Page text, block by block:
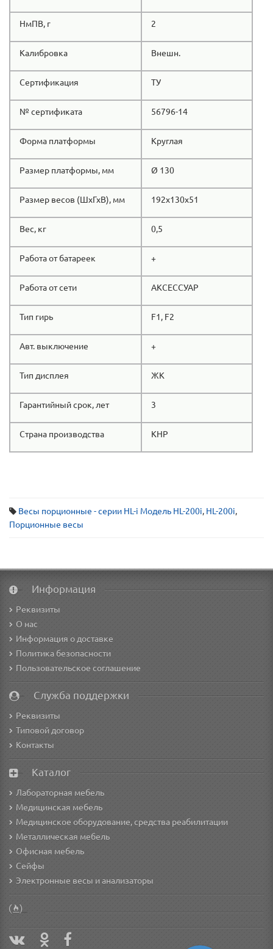
НмПВ, г 2
Калибровка Внешн.
Сертификация ТУ
№ сертификата 56796-14
Форма платформы Круглая
Размер платформы, мм Ø 130
Размер весов (ШхГхВ), мм 192х130х51
Вес, кг 0,5
Работа от батареек +
Работа от сети АКСЕССУАР
Тип гирь F1, F2
Авт. выключение +
Тип дисплея ЖК
Гарантийный срок, лет 3
Страна производства КНР
Весы порционные - серии HL-i Модель HL-200i, HL-200i,
Порционные весы
Информация
Реквизиты
О нас
Информация о доставке
Политика безопасности
Пользовательское соглашение
Служба поддержки
Реквизиты
Типовой договор
Контакты
Каталог
Лабораторная мебель
Медицинская мебель
Медицинское оборудование, средства реабилитации
Металлическая мебель
Офисная мебель
Сейфы
Электронные весы и анализаторы